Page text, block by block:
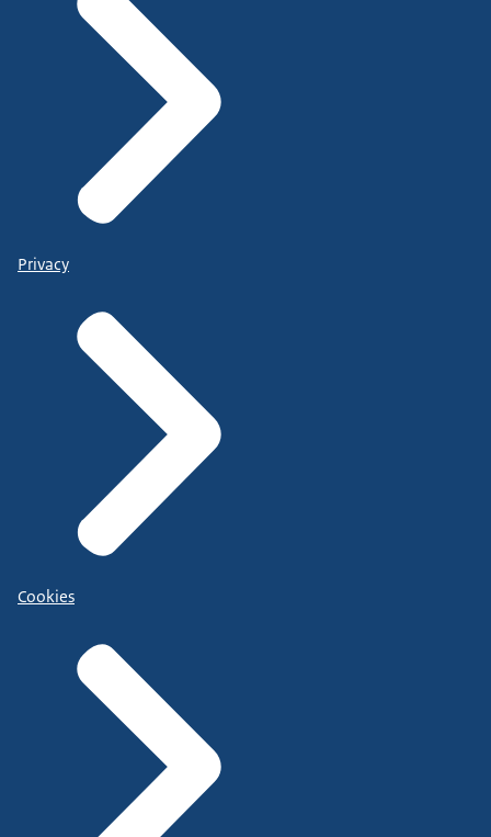
Privacy
Cookies